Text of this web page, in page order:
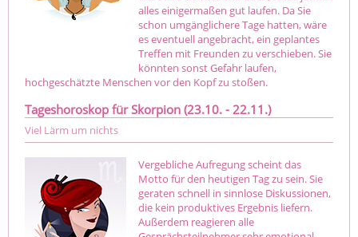
alles einigermaßen gut laufen. Da Sie
schon umgänglichere Tage hatten, wäre
es eventuell angebracht, ein geplantes
Treffen mit Freunden zu verschieben. Sie
könnten sonst Gefahr laufen,
hochgeschätzte Menschen vor den Kopf zu stoßen.
Tageshoroskop für Skorpion (23.10. - 22.11.)
Viel Lärm um nichts
Vergebliche Aufregung scheint das
Motto für den heutigen Tag zu sein. Sie
geraten schnell in sinnlose Diskussionen,
die kein produktives Ergebnis liefern.
Außerdem reagieren alle